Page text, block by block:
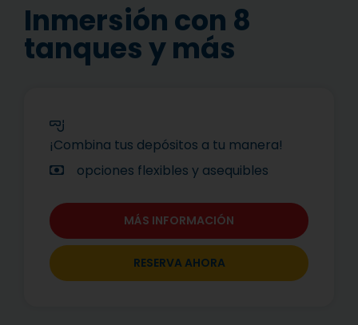
Inmersión con 8
tanques y más
¡Combina tus depósitos a tu manera!
opciones flexibles y asequibles
MÁS INFORMACIÓN
RESERVA AHORA